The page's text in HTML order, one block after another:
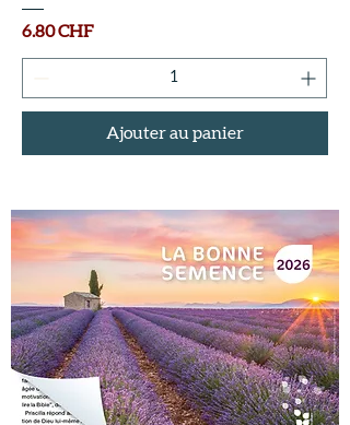
Prix
6.80 CHF
Ajouter au panier